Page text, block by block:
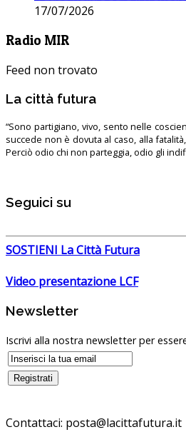
17/07/2026
Radio MIR
Feed non trovato
La città futura
“Sono partigiano, vivo, sento nelle
succede non è dovuta al caso, alla
Perciò odio chi non parteggia, odio gli
Seguici su
SOSTIENI La Città Futura
Video presentazione LCF
Newsletter
Iscrivi alla nostra newsletter per
Contattaci: